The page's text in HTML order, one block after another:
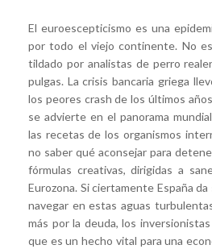
El euroescepticismo es una
por todo el viejo continente. No
tildado por analistas de perro
pulgas. La crisis bancaria griega
los peores crash de los últimos
se advierte en el panorama
las recetas de los organismos
no saber qué aconsejar para
fórmulas creativas, dirigidas a
Eurozona. Si ciertamente España
navegar en estas aguas
más por la deuda, los
que es un hecho vital para una